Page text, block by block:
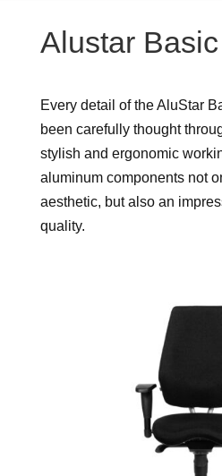
Alustar Basic
Every detail of the AluStar
been carefully thought
stylish and ergonomic
aluminum components not
aesthetic, but also an
quality.